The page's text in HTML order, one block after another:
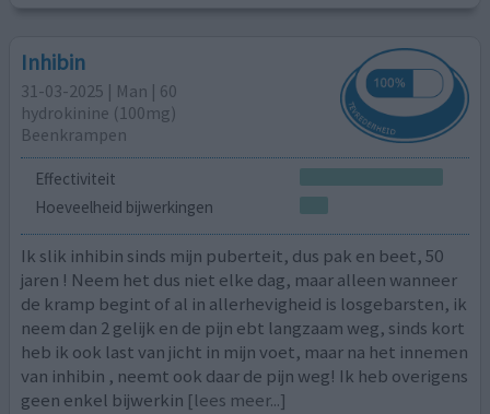
Inhibin
31-03-2025 | Man | 60
hydrokinine (100mg)
Beenkrampen
Effectiviteit
Hoeveelheid bijwerkingen
Ik slik inhibin sinds mijn puberteit, dus pak en beet, 50
jaren ! Neem het dus niet elke dag, maar alleen wanneer
de kramp begint of al in allerhevigheid is losgebarsten, ik
neem dan 2 gelijk en de pijn ebt langzaam weg, sinds kort
heb ik ook last van jicht in mijn voet, maar na het innemen
van inhibin , neemt ook daar de pijn weg! Ik heb overigens
geen enkel bijwerkin [lees meer...]